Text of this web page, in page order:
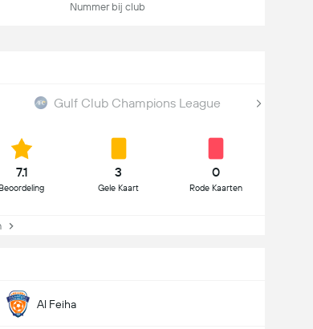
Nummer bij club
Gulf Club Champions League
7.1 3
Gele Kaart
0
Rode Kaarten
Al Feiha